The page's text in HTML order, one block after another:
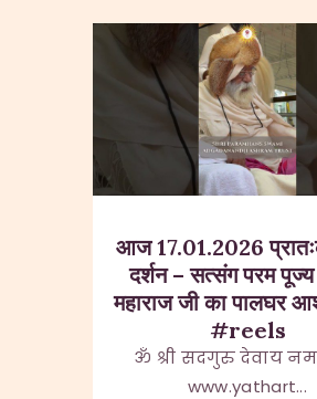
आज 17.01.2026
दर्शन – सत्संग परम
महाराज जी का पालघर
#reels
ॐ श्री सदगुरु देवाय
www.yathart...